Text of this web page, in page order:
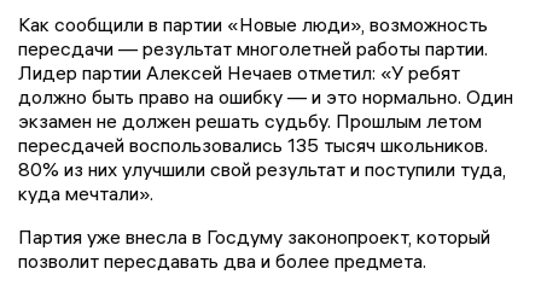
Как сообщили в партии «Новые люди», возможность
пересдачи — результат многолетней работы партии.
Лидер партии Алексей Нечаев отметил: «У ребят
должно быть право на ошибку — и это нормально. Один
экзамен не должен решать судьбу. Прошлым летом
пересдачей воспользовались 135 тысяч школьников.
80% из них улучшили свой результат и поступили туда,
куда мечтали».
Партия уже внесла в Госдуму законопроект, который
позволит пересдавать два и более предмета.